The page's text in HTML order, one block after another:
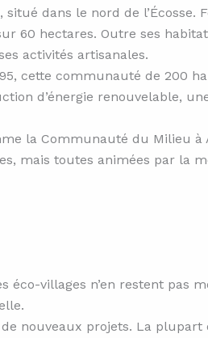
dans le nord de l’Écosse.
60 hectares. Outre ses
activités artisanales.
cette communauté de 200
d’énergie renouvelable,
la Communauté du Milieu à
mais toutes animées par la
villages n’en restent pas
nouveaux projets. La